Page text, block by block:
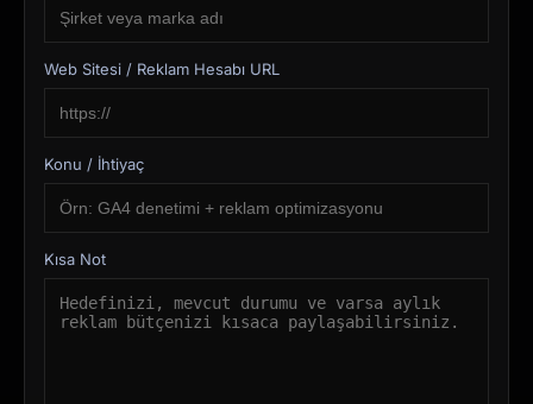
Web Sitesi / Reklam Hesabı URL
Konu / İhtiyaç
Kısa Not